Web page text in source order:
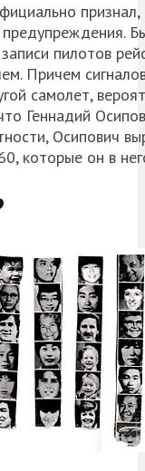
пилотов
Причем
самолет,
Геннадий
Осипович
которые он в